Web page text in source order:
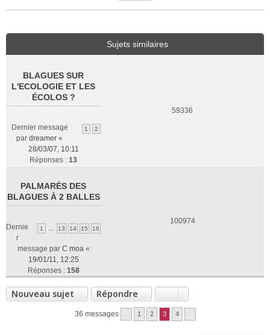
Sujets similaires
BLAGUES SUR
L'ECOLOGIE ET LES
ÉCOLOS ?
1 2
Dernier message
par dreamer «
28/03/07, 10:11
Réponses : 13
59336
PALMARÈS DES
BLAGUES À 2 BALLES
1 13 14 15 16
Dernie
r
message par C moa«
19/01/11, 12:25
Réponses : 158
100974
Nouveau sujet Répondre
36 messages 1 2 3 4